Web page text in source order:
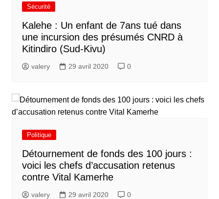
Sécurité
Kalehe : Un enfant de 7ans tué dans
une incursion des présumés CNRD à
Kitindiro (Sud-Kivu)
valery 29 avril 2020 0
Politique
Détournement de fonds des 100 jours :
voici les chefs d’accusation retenus
contre Vital Kamerhe
valery 29 avril 2020 0